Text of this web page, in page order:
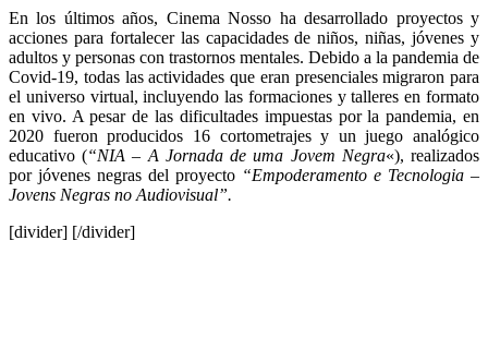
En los últimos años, Cinema Nosso ha desarrollado proyectos y
acciones para fortalecer las capacidades de niños, niñas, jóvenes y
adultos y personas con trastornos mentales. Debido a la pandemia de
Covid-19, todas las actividades que eran presenciales migraron para
el universo virtual, incluyendo las formaciones y talleres en formato
en vivo. A pesar de las dificultades impuestas por la pandemia, en
2020 fueron producidos 16 cortometrajes y un juego analógico
educativo (“NIA – A Jornada de uma Jovem Negra«), realizados
por jóvenes negras del proyecto “Empoderamento e Tecnologia –
Jovens Negras no Audiovisual”.
[divider] [/divider]